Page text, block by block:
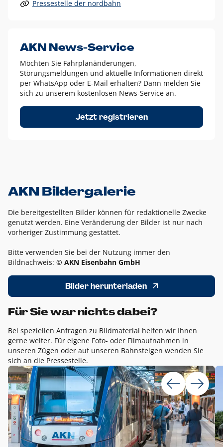
Alle anderen Logo-Varianten dürfen nur in Ausnahmefällen
Diese Ausnahmen sind zum Beispiel:
dem AKN Blau,
weißes Logo auf Fotohintergründen,
schwarzes Logo für reine Schwarz-Weiß-Umsetzungen
Um das Logo herum muss ein Schutzraum von jeweils einer
Höhe bzw. Breite des N aus AKN in alle Richtungen
Pressestelle der nordbahn
AKN News-Service
Möchten Sie Fahrplanänderungen,
Störungsmeldungen und aktuelle Informationen direkt
per WhatsApp oder E-Mail erhalten? Dann melden Sie
sich zu unserem kostenlosen News-Service an.
Jetzt registrieren
AKN Bildergalerie
Die bereitgestellten Bilder können für redaktionelle Zwecke
genutzt werden. Eine Veränderung der Bilder ist nur nach
vorheriger Zustimmung gestattet.
Bitte verwenden Sie bei der Nutzung immer den
Bildnachweis: © AKN Eisenbahn GmbH
Bilder herunterladen
Für Sie war nichts dabei?
Bei speziellen Anfragen zu Bildmaterial helfen wir Ihnen
gerne weiter. Für eigene Foto- oder Filmaufnahmen in
unseren Zügen oder auf unseren Bahnsteigen wenden Sie
sich an die Pressestelle.